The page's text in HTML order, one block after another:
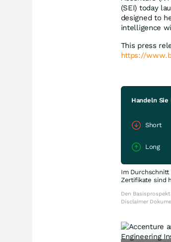
(SEI) today
designed to
intelligence
This press
https://
Handeln
Short
Long
Im
Zertifikate sind
Den
Disclaimer